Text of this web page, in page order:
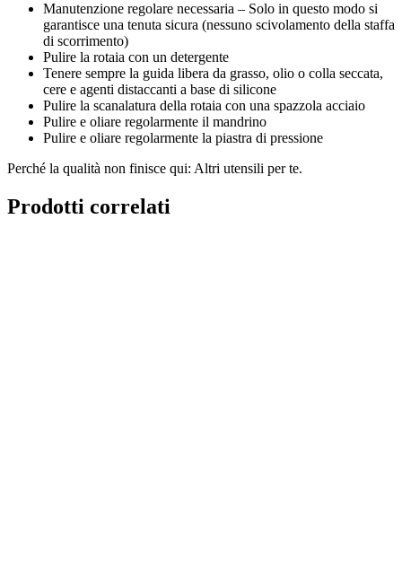
Manutenzione regolare necessaria – Solo in questo modo si
garantisce una tenuta sicura (nessuno scivolamento della staffa
di scorrimento)
Pulire la rotaia con un detergente
Tenere sempre la guida libera da grasso, olio o colla seccata,
cere e agenti distaccanti a base di silicone
Pulire la scanalatura della rotaia con una spazzola acciaio
Pulire e oliare regolarmente il mandrino
Pulire e oliare regolarmente la piastra di pressione
Perché la qualità non finisce qui: Altri utensili per te.
Prodotti correlati